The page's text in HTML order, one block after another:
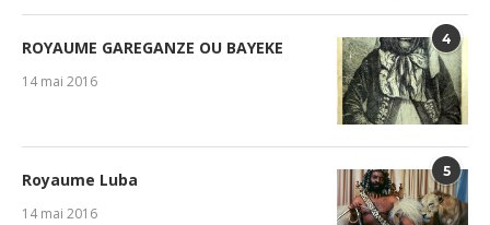
4
ROYAUME GAREGANZE OU BAYEKE
14 mai 2016
5
Royaume Luba
14 mai 2016